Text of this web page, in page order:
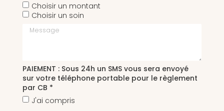
Choisir un montant
Choisir un soin
Message
PAIEMENT : Sous 24h un SMS vous sera envoyé
sur votre téléphone portable pour le règlement
par CB *
J'ai compris